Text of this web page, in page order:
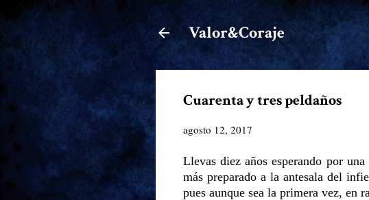
Valor&Coraje
Cuarenta y tres peldaños
agosto 12, 2017
Llevas diez años esperando por
más preparado a la antesala del
pues aunque sea la primera vez, en